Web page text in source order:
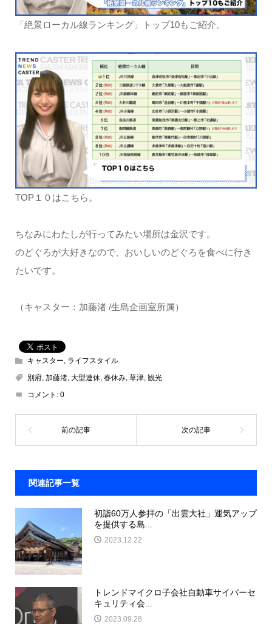
「絶景ローカル線ランキング」トップ10もご紹介。
TOP１０はこちら。
ちなみにわたしが行ってみたい場所は金沢です。
のどぐろが大好きなので、おいしいのどぐろを食べに行き
たいです。
（キャスター：加藤渚 /生島企画室所属）
キャスター, ライフスタイル
別府, 加藤渚, 大型連休, 春休み, 草津, 観光
コメント: 0
関連記事一覧
初詣60万人参拝の「出雲大社」運気アップ
を提供する島...
2023.12.22
トレンドマイクロ子会社自動車サイバーセ
キュリティ会...
2023.09.28